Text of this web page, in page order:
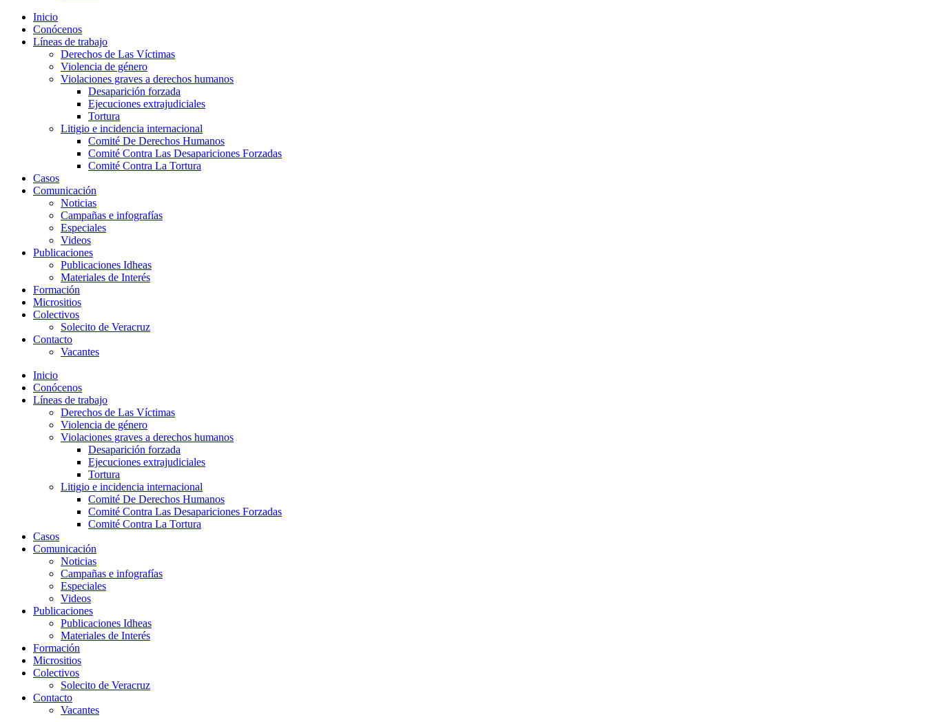
Inicio
Conócenos
Líneas de trabajo
Derechos de Las Víctimas
Violencia de género
Violaciones graves a derechos humanos
Desaparición forzada​
Ejecuciones extrajudiciales
Tortura
Litigio e incidencia internacional
Comité De Derechos Humanos​
Comité Contra Las Desapariciones Forzadas
Comité Contra La Tortura​
Casos
Comunicación
Noticias
Campañas e infografías
Especiales
Videos
Publicaciones
Publicaciones Idheas
Materiales de Interés
Formación
Micrositios
Colectivos
Solecito de Veracruz
Contacto
Vacantes
Inicio
Conócenos
Líneas de trabajo
Derechos de Las Víctimas
Violencia de género
Violaciones graves a derechos humanos
Desaparición forzada​
Ejecuciones extrajudiciales
Tortura
Litigio e incidencia internacional
Comité De Derechos Humanos​
Comité Contra Las Desapariciones Forzadas
Comité Contra La Tortura​
Casos
Comunicación
Noticias
Campañas e infografías
Especiales
Videos
Publicaciones
Publicaciones Idheas
Materiales de Interés
Formación
Micrositios
Colectivos
Solecito de Veracruz
Contacto
Vacantes